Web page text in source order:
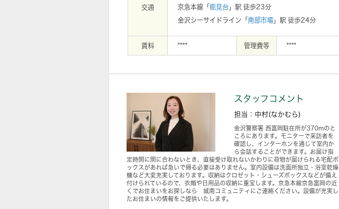
交通
京急本線「 能見台 」駅 徒歩23分
金沢シーサイドライン「 南部市場 」駅 徒歩24分
賃料 **** 管理費等 ****
スタッフコメント
担当：中村(なかむら)
金沢警察署 西富岡駐在所が370mのと
ころにあります。モニターで来訪者を
確認し、インターホンを通じて室内か
ら会話することができます。お届け指
定時間に間に合わないとき、直接受け取れないかわりに荷物が届けられる宅配ボ
ックスがあれば急いで帰る必要はありません。室内設備は洗面所独立・浴室乾燥
機など大変充実しております。収納はクロゼット・シューズボックスなどが備え
付けられているので、衣類や日用品の収納に重宝します。京急本線京急富岡の近
くでお住まいをお探しなら 城南コミュニティにご連絡ください。設備が充実し
たお住まいの情報をご提供いたします。